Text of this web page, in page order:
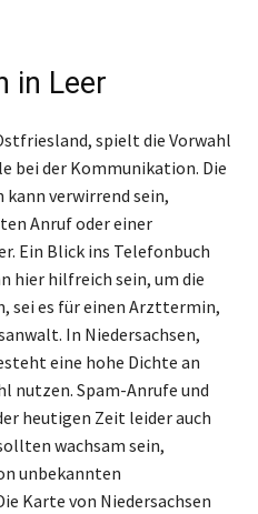
in Leer
spielt die Vorwahl
bei der Kommunikation. Die
verwirrend sein,
Anruf oder einer
Ein Blick ins Telefonbuch
hier hilfreich sein, um die
sei es für einen Arzttermin,
In Niedersachsen,
eine hohe Dichte an
nutzen. Spam-Anrufe und
heutigen Zeit leider auch
wachsam sein,
unbekannten
Karte von Niedersachsen